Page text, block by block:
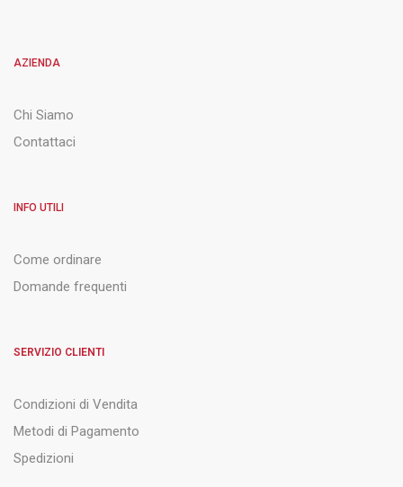
AZIENDA
Chi Siamo
Contattaci
INFO UTILI
Come ordinare
Domande frequenti
SERVIZIO CLIENTI
Condizioni di Vendita
Metodi di Pagamento
Spedizioni